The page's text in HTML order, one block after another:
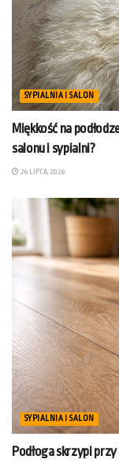
SYPIALNIA I SALON
Miękkość na
salonu i sypialni?
26 LIPCA, 2026
SYPIALNIA I SALON
Podłoga skrzypi